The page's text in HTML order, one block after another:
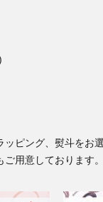
ッピング、熨斗をお
用意しております。